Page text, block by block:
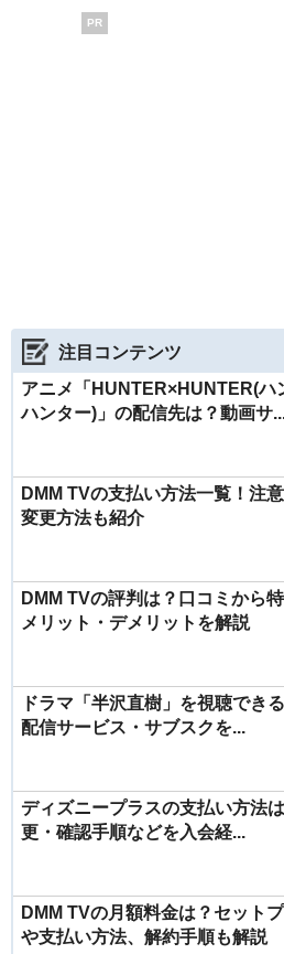
PR
注目コンテンツ
アニメ「HUNTER×HUNTER(ハ
ハンター)」の配信先は？動画サ
DMM TVの支払い方法一覧！注
変更方法も紹介
DMM TVの評判は？口コミから特
メリット・デメリットを解説
ドラマ「半沢直樹」を視聴でき
配信サービス・サブスクを...
ディズニープラスの支払い方法
更・確認手順などを入会経...
DMM TVの月額料金は？セット
や支払い方法、解約手順も解説